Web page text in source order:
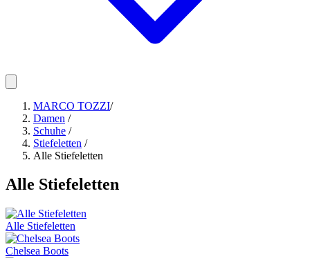
MARCO TOZZI/
Damen /
Schuhe /
Stiefeletten /
Alle Stiefeletten
Alle Stiefeletten
Alle Stiefeletten
Chelsea Boots